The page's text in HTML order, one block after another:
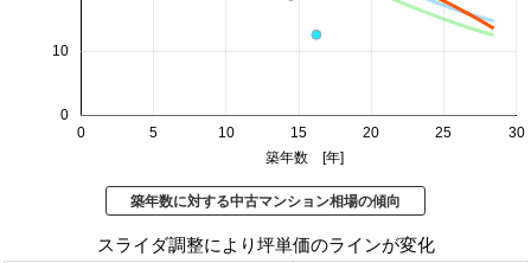
0 5 10 15 20 25 30
0
10
築年数 [年]
築年数に対する中古マンション相場の傾向
スライダ調整により坪単価のラインが変化